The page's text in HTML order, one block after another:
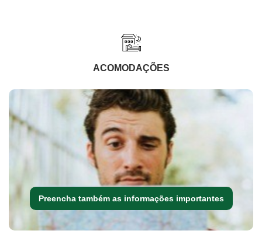
ACOMODAÇÕES
Preencha também as informações importantes